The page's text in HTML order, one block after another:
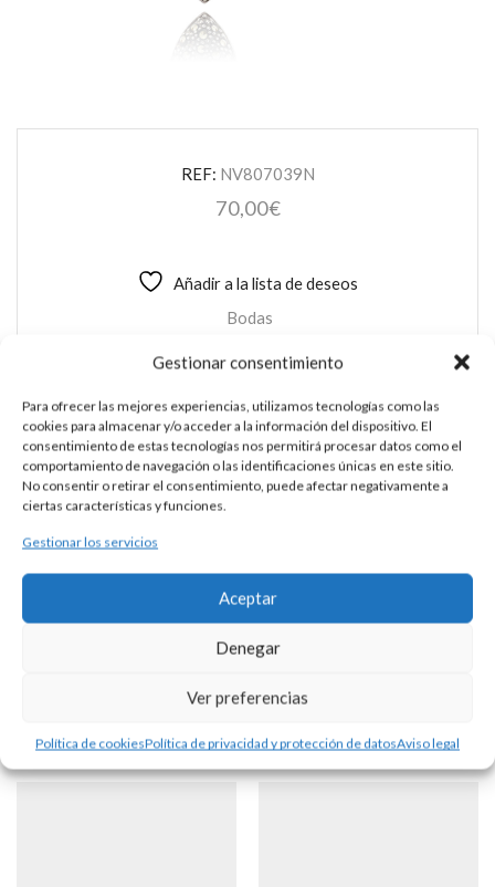
Gestionar consentimiento
Para ofrecer las mejores experiencias, utilizamos tecnologías como las
cookies para almacenar y/o acceder a la información del dispositivo. El
consentimiento de estas tecnologías nos permitirá procesar datos como el
comportamiento de navegación o las identificaciones únicas en este sitio.
No consentir o retirar el consentimiento, puede afectar negativamente a
ciertas características y funciones.
Gestionar los servicios
Aceptar
Denegar
Ver preferencias
Política de cookiesPolítica de privacidad y protección de datosAviso legal
REF: NV807039N
70,00€
Añadir a la lista de deseos
Bodas
PENDIENTES PLATA Y PIEDRAS
Pendientes con piedras marcasitas y nácar realizados en
Plata de Ley. Largo total 6 cm
Productos Relacionados